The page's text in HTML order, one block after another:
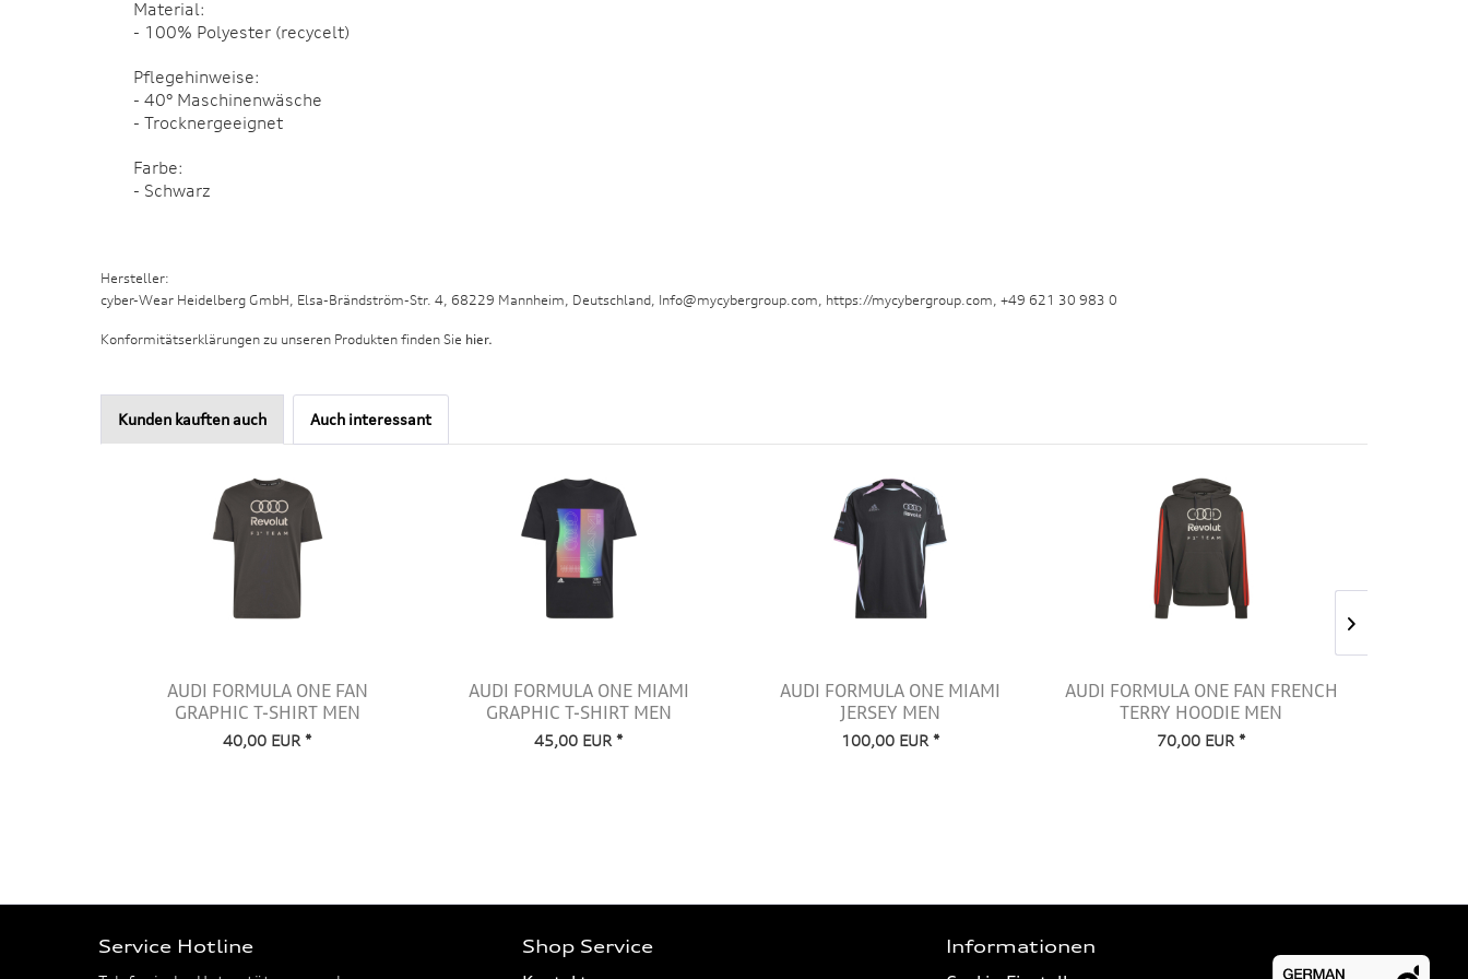
Material:
- 100% Polyester (recycelt)
Pflegehinweise:
- 40° Maschinenwäsche
- Trocknergeeignet
Farbe:
- Schwarz
Hersteller:
cyber-Wear Heidelberg GmbH, Elsa-Brändström-Str. 4, 68229 Mannheim, Deutschland, Info@mycybergroup.com, https://mycybergroup.com, +49 621 30 983 0
Konformitätserklärungen zu unseren Produkten finden Sie hier.
Kunden kauften auch Auch interessant
AUDI FORMULA ONE FAN
GRAPHIC T-SHIRT MEN
40,00 EUR *
AUDI FORMULA ONE MIAMI
GRAPHIC T-SHIRT MEN
45,00 EUR *
AUDI FORMULA ONE MIAMI
JERSEY MEN
100,00 EUR *
AUDI FORMULA ONE FAN FRENCH
TERRY HOODIE MEN
70,00 EUR *
Service Hotline
Shop Service
Informationen